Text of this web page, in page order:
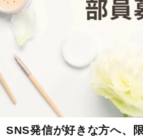
SNS発信が好きな方へ、